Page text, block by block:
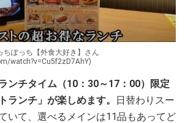
ぽっち【外食大好き】さん
watch?v=Cu5f2zD7AhY)
ンチタイム（10：30～17：00）限定
ランチ」が楽しめます。
日替わりスー
いて、選べるメインは11品もあってど